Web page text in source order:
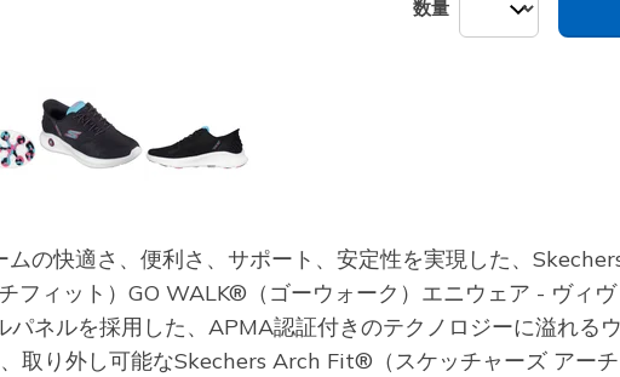
数量
の快適さ、便利さ、サポート、安定性を実現した、
フィット）GO WALK®（ゴーウォーク）エニウェア - ヴィ
パネルを採用した、APMA認証付きのテクノロジーに溢れ
取り外し可能なSkechers Arch Fit®（スケッチャーズ アー